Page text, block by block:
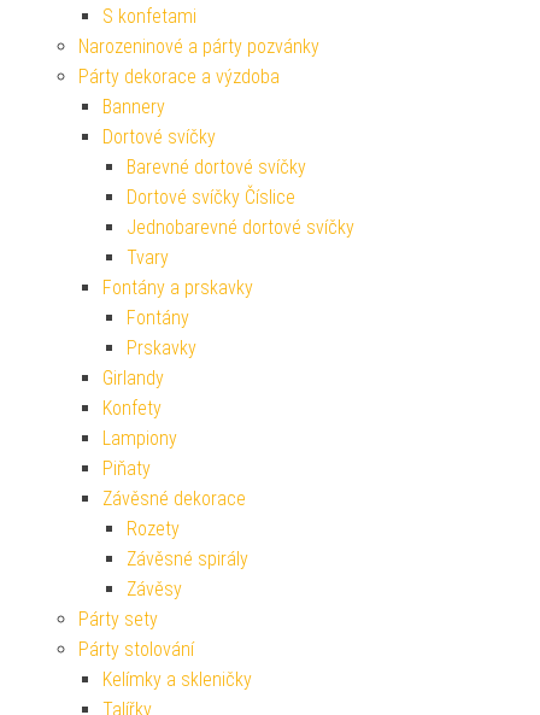
S konfetami
Narozeninové a párty pozvánky
Párty dekorace a výzdoba
Bannery
Dortové svíčky
Barevné dortové svíčky
Dortové svíčky Číslice
Jednobarevné dortové svíčky
Tvary
Fontány a prskavky
Fontány
Prskavky
Girlandy
Konfety
Lampiony
Piňaty
Závěsné dekorace
Rozety
Závěsné spirály
Závěsy
Párty sety
Párty stolování
Kelímky a skleničky
Talířky